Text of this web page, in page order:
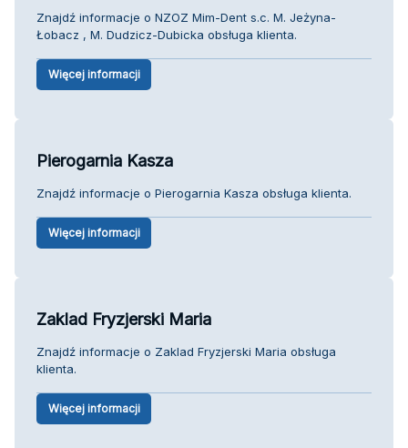
Znajdź informacje o NZOZ Mim-Dent s.c. M. Jeżyna-
Łobacz , M. Dudzicz-Dubicka obsługa klienta.
Więcej informacji
Pierogarnia Kasza
Znajdź informacje o Pierogarnia Kasza obsługa klienta.
Więcej informacji
Zaklad Fryzjerski Maria
Znajdź informacje o Zaklad Fryzjerski Maria obsługa
klienta.
Więcej informacji